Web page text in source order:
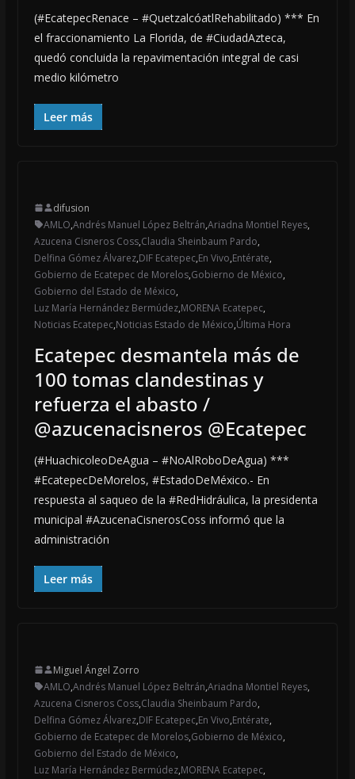
(#EcatepecRenace – #QuetzalcóatlRehabilitado) *** En
el fraccionamiento La Florida, de #CiudadAzteca,
quedó concluida la repavimentación integral de casi
medio kilómetro
Leer más
difusion
AMLO,Andrés Manuel López Beltrán,Ariadna Montiel Reyes,
Azucena Cisneros Coss,Claudia Sheinbaum Pardo,
Delfina Gómez Álvarez,DIF Ecatepec,En Vivo,Entérate,
Gobierno de Ecatepec de Morelos,Gobierno de México,
Gobierno del Estado de México,
Luz María Hernández Bermúdez,MORENA Ecatepec,
Noticias Ecatepec,Noticias Estado de México,Última Hora
Ecatepec desmantela más de
100 tomas clandestinas y
refuerza el abasto /
@azucenacisneros @Ecatepec
(#HuachicoleoDeAgua – #NoAlRoboDeAgua) ***
#EcatepecDeMorelos, #EstadoDeMéxico.- En
respuesta al saqueo de la #RedHidráulica, la presidenta
municipal #AzucenaCisnerosCoss informó que la
administración
Leer más
Miguel Ángel Zorro
AMLO,Andrés Manuel López Beltrán,Ariadna Montiel Reyes,
Azucena Cisneros Coss,Claudia Sheinbaum Pardo,
Delfina Gómez Álvarez,DIF Ecatepec,En Vivo,Entérate,
Gobierno de Ecatepec de Morelos,Gobierno de México,
Gobierno del Estado de México,
Luz María Hernández Bermúdez,MORENA Ecatepec,